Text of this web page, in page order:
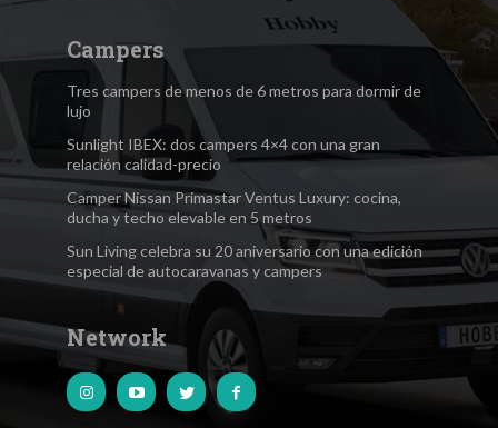
Campers
Tres campers de menos de 6 metros para dormir de
lujo
Sunlight IBEX: dos campers 4×4 con una gran
relación calidad-precio
Camper Nissan Primastar Ventus Luxury: cocina,
ducha y techo elevable en 5 metros
Sun Living celebra su 20 aniversario con una edición
especial de autocaravanas y campers
Network